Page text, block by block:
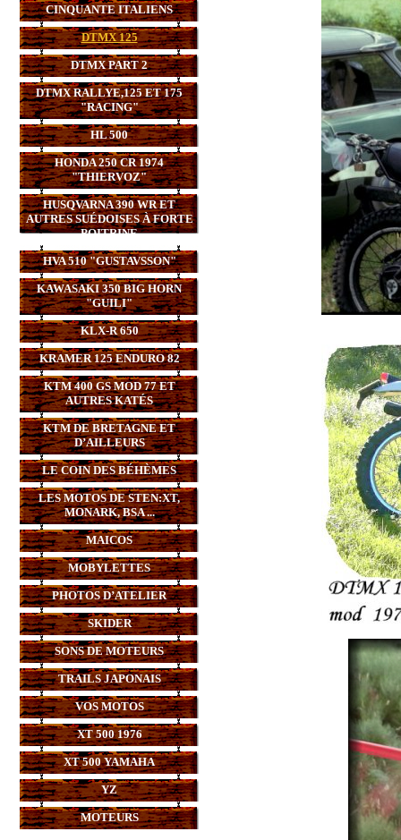
CINQUANTE ITALIENS
DTMX 125
DTMX PART 2
DTMX RALLYE,125 ET 175
"RACING"
HL 500
HONDA 250 CR 1974
"THIERVOZ"
HUSQVARNA 390 WR ET
AUTRES SUÉDOISES À FORTE
POITRINE
HVA 510 "GUSTAVSSON"
KAWASAKI 350 BIG HORN
"GUILI"
KLX-R 650
KRAMER 125 ENDURO 82
KTM 400 GS MOD 77 ET
AUTRES KATÉS
KTM DE BRETAGNE ET
D’AILLEURS
LE COIN DES BÉHÈMES
LES MOTOS DE STEN:XT,
MONARK, BSA ...
MAICOS
MOBYLETTES
PHOTOS D’ATELIER
SKIDER
SONS DE MOTEURS
TRAILS JAPONAIS
VOS MOTOS
XT 500 1976
XT 500 YAMAHA
YZ
MOTEURS